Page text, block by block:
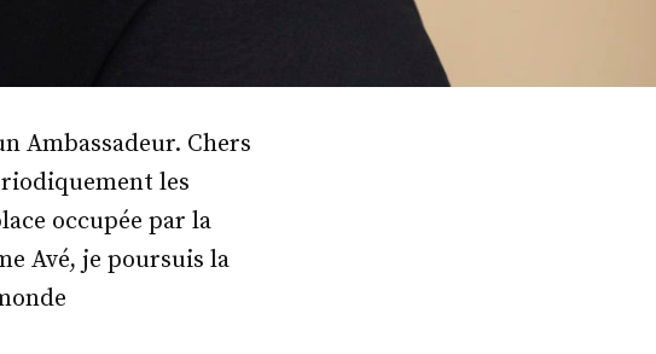
Ambassadeur. Chers
les
occupée par la
Avé, je poursuis la